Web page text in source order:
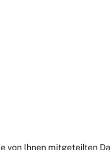
von Ihnen mitgeteilten